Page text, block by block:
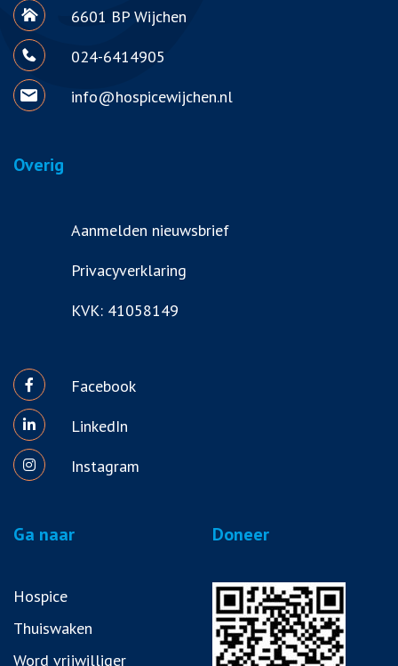
6601 BP Wijchen
024-6414905
info@hospicewijchen.nl
Overig
Aanmelden nieuwsbrief
Privacyverklaring
KVK: 41058149
Facebook
LinkedIn
Instagram
Ga naar
Hospice
Thuiswaken
Word vrijwilliger
Doneer